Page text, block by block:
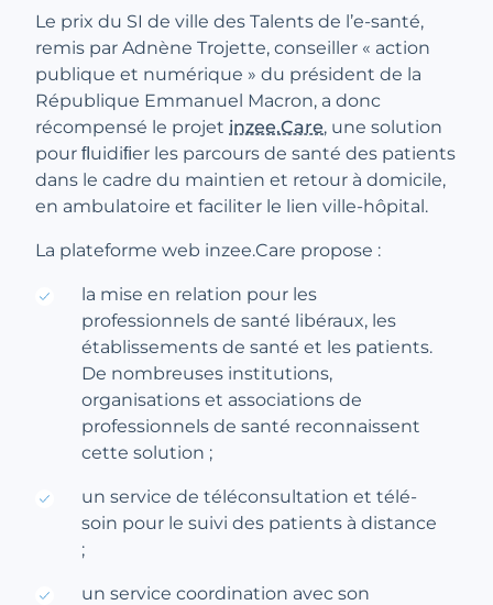
Le prix du SI de ville des Talents de l’e-santé,
remis par Adnène Trojette, conseiller « action
publique et numérique » du président de la
République Emmanuel Macron, a donc
récompensé le projet inzee.Care, une solution
pour ﬂuidiﬁer les parcours de santé des patients
dans le cadre du maintien et retour à domicile,
en ambulatoire et faciliter le lien ville-hôpital.
La plateforme web inzee.Care propose :
la mise en relation pour les
professionnels de santé libéraux, les
établissements de santé et les patients.
De nombreuses institutions,
organisations et associations de
professionnels de santé reconnaissent
cette solution ;
un service de téléconsultation et télé-
soin pour le suivi des patients à distance
;
un service coordination avec son